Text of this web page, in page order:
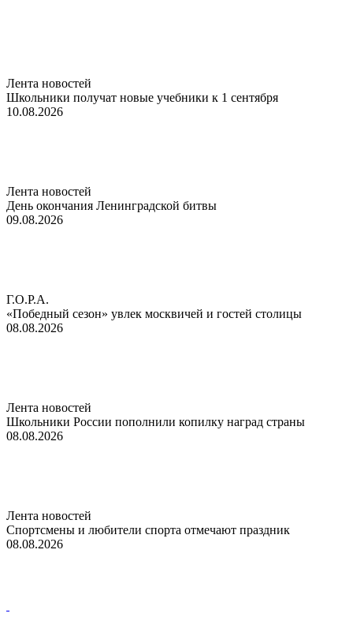
Лента новостей
Школьники получат новые учебники к 1 сентября
10.08.2026
Лента новостей
День окончания Ленинградской битвы
09.08.2026
Г.О.Р.А.
«Победный сезон» увлек москвичей и гостей столицы
08.08.2026
Лента новостей
Школьники России пополнили копилку наград страны
08.08.2026
Лента новостей
Спортсмены и любители спорта отмечают праздник
08.08.2026